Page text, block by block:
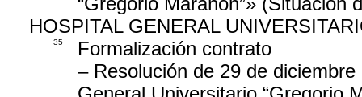
HOSPITAL GENERAL
35
Formalización contrato
– Resolución de 29 de